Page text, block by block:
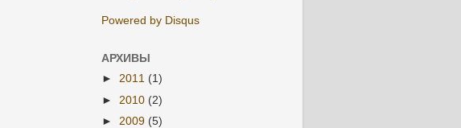
Powered by Disqus
АРХИВЫ
► 2011 (1)
► 2010 (2)
► 2009 (5)